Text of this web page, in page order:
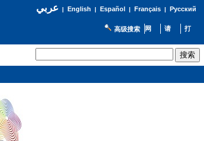
عربي| English | Español | Français| Русский
高级搜索